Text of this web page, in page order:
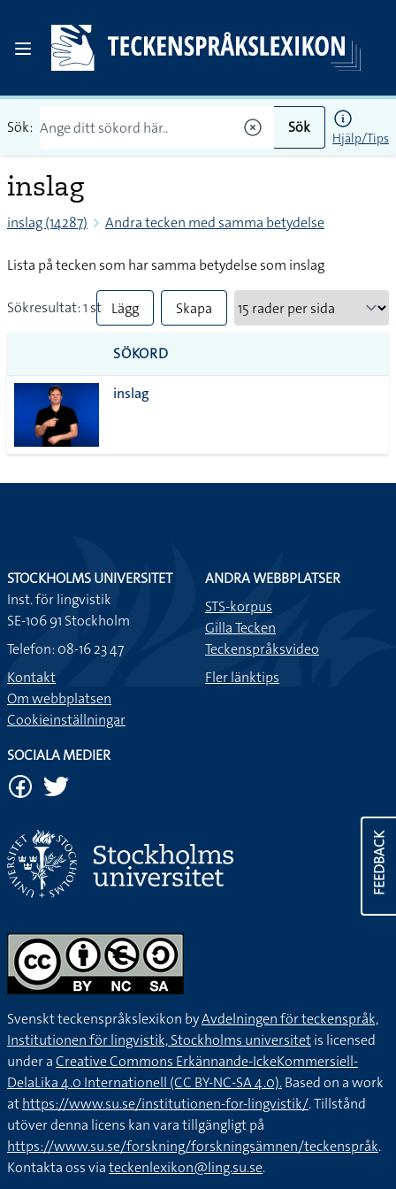
Sök: Sök
Hjälp/Tips
inslag
inslag (14287) Andra tecken med samma betydelse
Lista på tecken som har samma betydelse som inslag
Sökresultat: 1 st Lägg
till
alla i
Skapa
SÖKORD
inslag
FEEDBACK
STOCKHOLMS UNIVERSITET
Inst. för lingvistik
SE-106 91 Stockholm
Telefon: 08-16 23 47
Kontakt
Om webbplatsen
Cookieinställningar
ANDRA WEBBPLATSER
STS-korpus
Gilla Tecken
Teckenspråksvideo
Fler länktips
SOCIALA MEDIER
Svenskt teckenspråkslexikon byAvdelningen för teckenspråk,
Institutionen för lingvistik, Stockholms universitetis licensed
under aCreative Commons Erkännande-IckeKommersiell-
DelaLika 4.0 Internationell (CC BY-NC-SA 4.0).Based on a work
athttps://www.su.se/institutionen-for-lingvistik/. Tillstånd
utöver denna licens kan vara tillgängligt på
https://www.su.se/forskning/forskningsämnen/teckenspråk.
Kontakta oss viateckenlexikon@ling.su.se.